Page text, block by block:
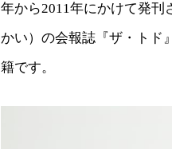
年から2011年にかけて発刊
かい）の会報誌『ザ・トド
籍です。